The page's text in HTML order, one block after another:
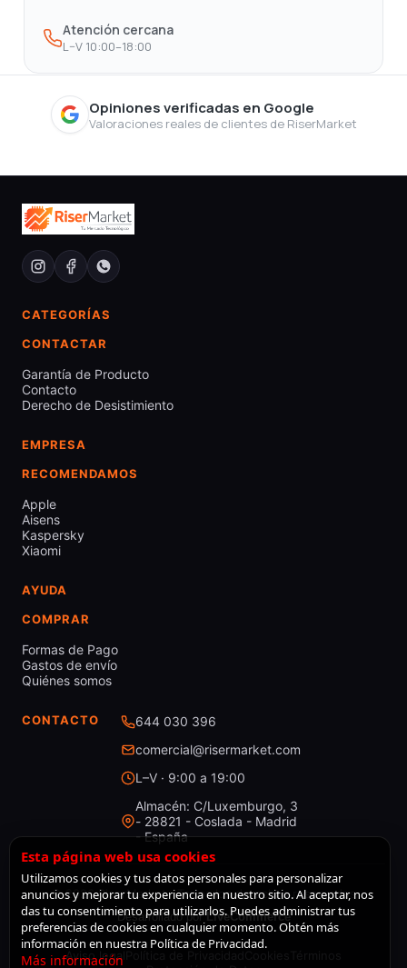
Atención cercana
L–V 10:00–18:00
Opiniones verificadas en Google
Valoraciones reales de clientes de RiserMarket
CATEGORÍAS
CONTACTAR
Garantía de Producto
Contacto
Derecho de Desistimiento
EMPRESA
RECOMENDAMOS
Apple
Aisens
Kaspersky
Xiaomi
AYUDA
COMPRAR
Formas de Pago
Gastos de envío
Quiénes somos
CONTACTO
644 030 396
comercial@risermarket.com
L–V · 9:00 a 19:00
Almacén: C/Luxemburgo, 3
- 28821 - Coslada - Madrid
- España
© 2026 RiserMarket · Todos los derechos reservados
Desarrollado porLiveCommerce
Aviso legal
Esta página web usa cookies
Utilizamos cookies y tus datos personales para personalizar
anuncios y mejorar tu experiencia en nuestro sitio. Al aceptar, nos
das tu consentimiento para utilizarlos. Puedes administrar tus
preferencias de cookies en cualquier momento. Obtén más
información en nuestra Política de Privacidad.
Más información